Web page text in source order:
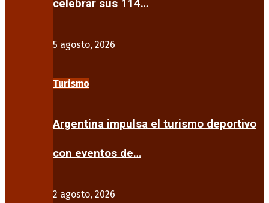
celebrar sus 114…
5 agosto, 2026
Turismo
Argentina impulsa el turismo deportivo
con eventos de…
2 agosto, 2026